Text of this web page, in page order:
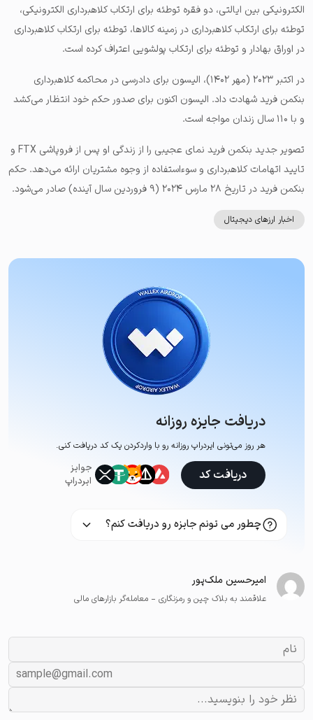
الکترونیکی بین ایالتی، دو فقره توطئه برای ارتکاب کلاهبرداری الکترونیکی،
توطئه برای ارتکاب کلاهبرداری در زمینه کالاها، توطئه برای ارتکاب کلاهبرداری
در اوراق بهادار و توطئه برای ارتکاب پولشویی اعتراف کرده است.
در اکتبر ۲۰۲۳ (مهر ۱۴۰۲)، الیسون برای دادرسی در محاکمه کلاهبرداری
بنکمن فرید شهادت داد. الیسون اکنون برای صدور حکم خود انتظار می‌کشد
و با ۱۱۰ سال زندان مواجه است.
تصویر جدید بنکمن فرید نمای عجیبی را از زندگی او پس از فروپاشی FTX و
تایید اتهامات کلاهبرداری و سوءاستفاده از وجوه مشتریان ارائه می‌دهد. حکم
بنکمن فرید در تاریخ ۲۸ مارس ۲۰۲۴ (۹ فروردین سال آینده) صادر می‌شود.
اخبار ارزهای دیجیتال
دریافت جایزه روزانه
هر روز می‌تونی ایردراپ روزانه رو با وارد‌کردن یک کد دریافت کنی.
جوایز
ایردراپ
دریافت کد
چطور می تونم جایزه رو دریافت کنم؟
امیرحسین ملک‌پور
علاقمند به بلاک چین و رمزنگاری - معامله‌گر بازارهای مالی